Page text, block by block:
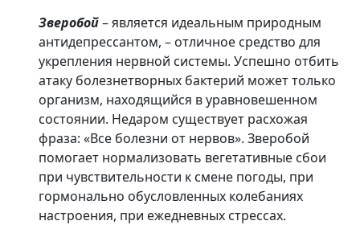
Зверобой– является идеальным природным
антидепрессантом, – отличное средство для
укрепления нервной системы. Успешно отбить
атаку болезнетворных бактерий может только
организм, находящийся в уравновешенном
состоянии. Недаром существует расхожая
фраза: «Все болезни от нервов». Зверобой
помогает нормализовать вегетативные сбои
при чувствительности к смене погоды, при
гормонально обусловленных колебаниях
настроения, при ежедневных стрессах.